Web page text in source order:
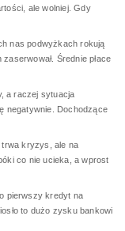
ale wolniej. Gdy
nas podwyżkach rokują
Średnie płace
a raczej sytuacja
negatywnie. Dochodzące
trwa kryzys, ale na
co nie ucieka, a wprost
pierwszy kredyt na
to dużo zysku bankowi